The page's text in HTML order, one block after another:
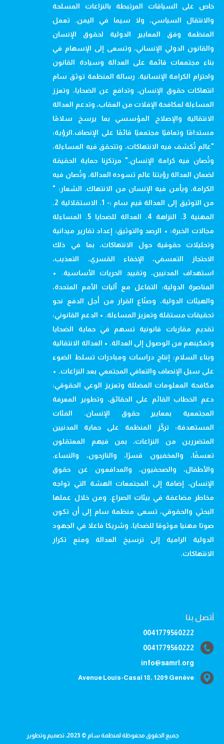
خاص على السياقات المرتبطة بالنزاعات المسلحة
والانتقال السياسي، ولا سيما في اليمن. تعمل
المنظمة وفق المعايير الدولية لحقوق الإنسان
والقانون الدولي الإنساني، وتسعى إلى الإسهام في
بناء مجتمعات قائمة على العدالة وسيادة القانون
واحترام الكرامة الإنسانية. رسالة المنظمة توثق سام
انتهاكات حقوق الإنسان، وتدافع عن الضحايا، وتعزز
المساءلة لمكافحة الإفلات من العقاب، وتدعم العدالة
الانتقالية والإصلاح المؤسسي بما يرسخ سلامًا
مستدامًا وتعافيًا مجتمعيًا قائمًا على الإنصاف.الرؤية:
"عالم تُكشف فيه الانتهاكات، وتتحقق فيه المساءلة،
وتُصان فيه كرامة الإنسان." مرتكزنا حماية الحقيقة
لضمان العدالة رؤيتنا عالم تسوده العدالة، وتُصان فيه
الكرامة، ويأمن فيه الإنسان من الانتهاك. الشعار: "
من التوثيق إلى العدالة قيم سام :- 1. الاستقلالية 2.
المهنية 3. النزاهة 4. العدالة للضحايا 5. المساءلة
مجالات الخبرة: • الرصد والتوثيق: إعداد تقارير ميدانية
وتحليلات حقوقية حول الانتهاكات، بما في ذلك
الاحتجاز التعسفي، الإخفاء القسري، التعذيب،
استهداف المدنيين، وتقييد الحريات الأساسية. •
المناصرة الدولية: التفاعل مع آليات الأمم المتحدة،
والهيئات الدولية، وصنّاع القرار من أجل الدفع نحو
تحقيقات مستقلة وتعزيز المساءلة. • الدعم القانوني:
تقديم مقاربات قانونية تسهم في حماية الضحايا
وتمكينهم من الوصول إلى العدالة. • العدالة الانتقالية
وبناء السلام: إنتاج دراسات ومبادرات تسلط الضوء
على سبل الإنصاف والتعافي المجتمعي بعد النزاعات. •
مكافحة المعلومات المضللة وتعزيز الوعي الحقوقي:
دعم الخطاب القائم على الحقائق، وتطوير المعرفة
المجتمعية بمعايير حقوق الإنسان. الفئات
المستهدفة: تركّز المنظمة على حماية المدنيين
المتضررين من النزاعات، بمن فيهم المعتقلون
تعسفًا، والمخفيون قسرًا، والنازحون، والنساء،
والأطفال، والصحفيون، والمدافعون عن حقوق
الإنسان، إضافة إلى المجتمعات الهشة التي تواجه
مخاطر مضاعفة في بيئات الصراع. ومن خلال عملها
البحثي والحقوقي، تسعى منظمة سام إلى أن تكون
صوتا مهنيا موثوقا للضحايا، وشريكا فاعلا في الجهود
الدولية الرامية إلى ترسيخ العدالة ومنع تكرار
الانتهاكات.
أتصل بنا
0041779560222
0041779560222
info@samrl.org
Avenue Louis-Casaï 18, 1209 Genève
جميع الحقوق محفوظة لمنظمة سام © 2023، تصميم وتطوير